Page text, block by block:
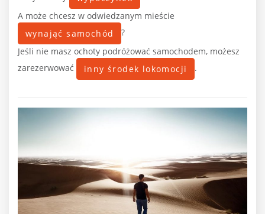
A może chcesz w odwiedzanym mieście
wynająć samochód
?
Jeśli nie masz ochoty podróżować samochodem, możesz
zarezerwować
inny środek lokomocji .